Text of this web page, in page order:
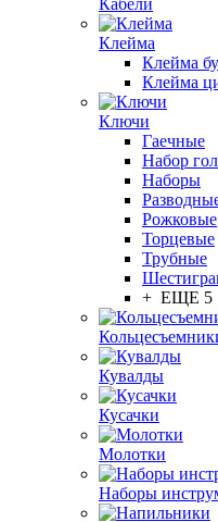
Кабели
Клейма
Клейма
Клейма
Ключи
Гаечные
Набор
Наборы
Рожковые
Торцевые
Трубные
+ ЕЩЕ 5
Кувалды
Кусачки
Молотки
Наборы